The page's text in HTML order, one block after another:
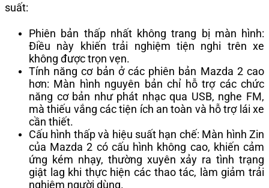
suất:
Phiên bản thấp nhất không trang bị màn hình:
Điều này khiến trải nghiệm tiện nghi trên xe
không được trọn vẹn.
Tính năng cơ bản ở các phiên bản Mazda 2 cao
hơn: Màn hình nguyên bản chỉ hỗ trợ các chức
năng cơ bản như phát nhạc qua USB, nghe FM,
mà thiếu vắng các tiện ích an toàn và hỗ trợ lái xe
cần thiết.
Cấu hình thấp và hiệu suất hạn chế: Màn hình Zin
của Mazda 2 có cấu hình không cao, khiến cảm
ứng kém nhạy, thường xuyên xảy ra tình trạng
giật lag khi thực hiện các thao tác, làm giảm trải
nghiệm người dùng.